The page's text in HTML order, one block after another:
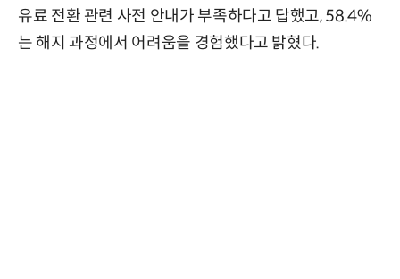
유료 전환 관련 사전 안내가 부족하다고 답했고, 58.4%
는 해지 과정에서 어려움을 경험했다고 밝혔다.